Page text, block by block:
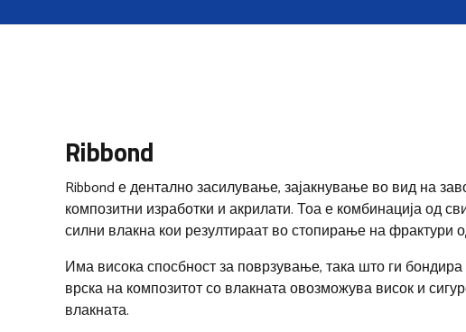
Ribbond
Ribbond е дентално засилување, зајакнување во вид на
композитни изработки и акрилати. Тоа е комбинација од
силни влакна кои резултираат во стопирање на фрактури
Има висока спосбност за поврзување, така што ги
врска на композитот со влакната овозможува висок и
влакната.